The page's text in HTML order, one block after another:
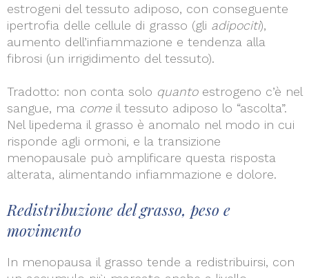
estrogeni del tessuto adiposo, con conseguente
ipertrofia delle cellule di grasso (gli adipociti),
aumento dell’infiammazione e tendenza alla
fibrosi (un irrigidimento del tessuto).
Tradotto: non conta solo quantoestrogeno c’è nel
sangue, ma comeil tessuto adiposo lo “ascolta”.
Nel lipedema il grasso è anomalo nel modo in cui
risponde agli ormoni, e la transizione
menopausale può amplificare questa risposta
alterata, alimentando infiammazione e dolore.
Redistribuzione del grasso, peso e
movimento
In menopausa il grasso tende a redistribuirsi, con